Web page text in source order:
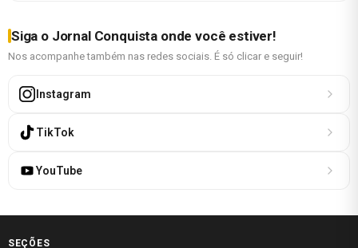
Siga o Jornal Conquista onde você estiver!
Nos acompanhe também nas redes sociais. É só clicar e seguir!
Instagram
TikTok
YouTube
SEÇÕES